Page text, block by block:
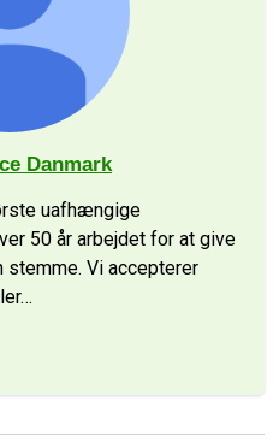
Danmark
uafhængige
50 år arbejdet for at give
Vi accepterer
…